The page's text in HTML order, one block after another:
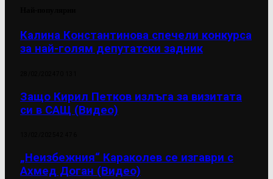
Калина Константинова спечели конкурса
за най-голям депутатски задник
Защо Кирил Петков излъга за визитата
си в САЩ (Видео)
„Неизбежния“ Караколев се изгаври с
Ахмед Доган (Видео)